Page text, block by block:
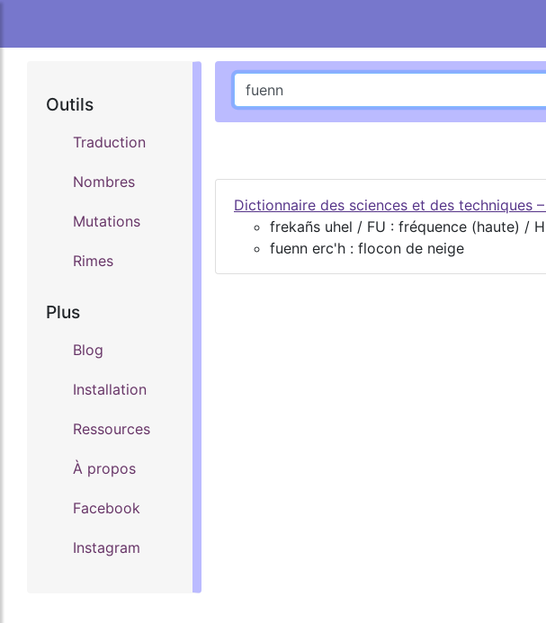
Outils
Traduction
Nombres
Mutations
Rimes
Plus
Blog
Installation
Ressources
À propos
Facebook
Instagram
Dictionnaire des sciences et des techniques
frekañs uhel / FU : fréquence (haute) /
fuenn erc'h : flocon de neige